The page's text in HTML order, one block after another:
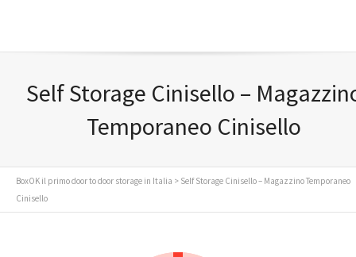
Self Storage Cinisello –
Temporaneo Cinisello
BoxOK il primo door to door storage in Italia > Self Storage Cinisello – Magazzino Temporaneo
Cinisello